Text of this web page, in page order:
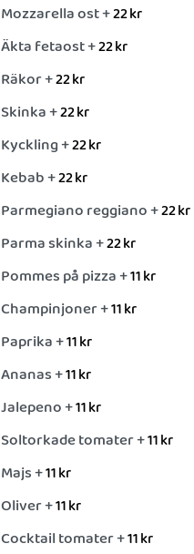
Mozzarella ost +22kr
Äkta fetaost +22kr
Räkor +22kr
Skinka +22kr
Kyckling +22kr
Kebab +22kr
Parmegiano reggiano +22kr
Parma skinka +22kr
Pommes på pizza +11kr
Champinjoner +11kr
Paprika +11kr
Ananas +11kr
Jalepeno +11kr
Soltorkade tomater +11kr
Majs +11kr
Oliver +11kr
Cocktail tomater +11kr